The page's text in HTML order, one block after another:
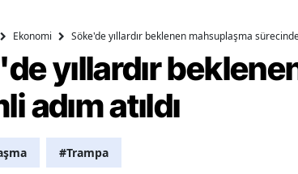
Yalova
Karabük
Kilis
Ekonomi Söke'de yıllardır beklenen mahsuplaşma
yıllardır
adım atıldı
#Trampa